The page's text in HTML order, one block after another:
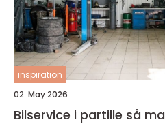
inspiration
02. May 2026
Bilservice i partille så maxar du bilens